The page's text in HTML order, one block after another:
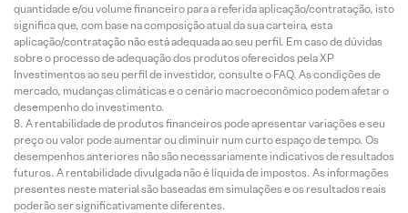
quantidade e/ou volume financeiro para a referida aplicação/contratação, isto
significa que, com base na composição atual da sua carteira, esta
aplicação/contratação não está adequada ao seu perfil. Em caso de dúvidas
sobre o processo de adequação dos produtos oferecidos pela XP
Investimentos ao seu perfil de investidor, consulte o FAQ. As condições de
mercado, mudanças climáticas e o cenário macroeconômico podem afetar o
desempenho do investimento.
A rentabilidade de produtos financeiros pode apresentar variações e seu
preço ou valor pode aumentar ou diminuir num curto espaço de tempo. Os
desempenhos anteriores não são necessariamente indicativos de resultados
futuros. A rentabilidade divulgada não é líquida de impostos. As informações
presentes neste material são baseadas em simulações e os resultados reais
poderão ser significativamente diferentes.